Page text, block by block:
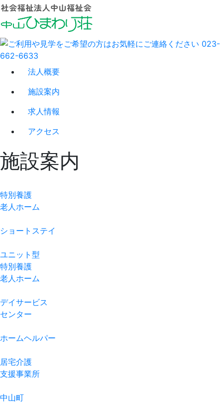
法人概要
施設案内
求人情報
アクセス
施設案内
特別養護
老人ホーム
ショートステイ
ユニット型
特別養護
老人ホーム
デイサービス
センター
ホームヘルパー
居宅介護
支援事業所
中山町